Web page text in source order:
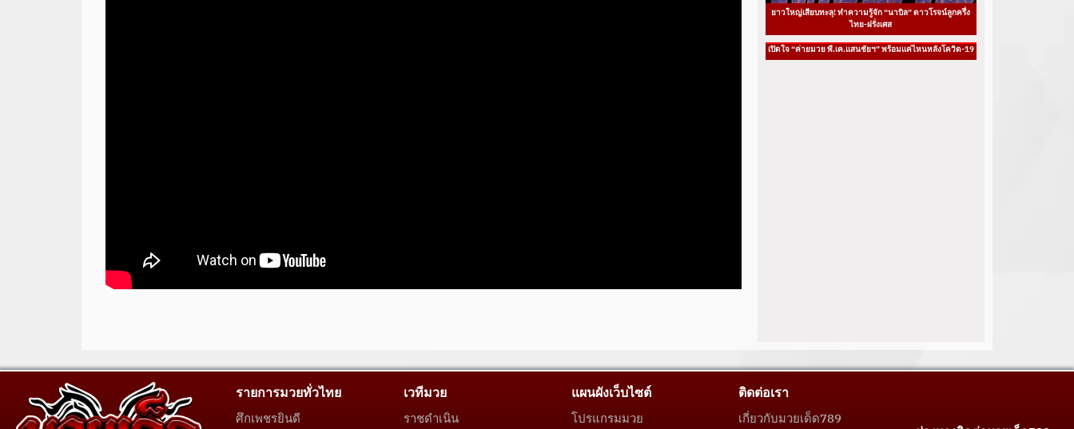
ยาวใหญ่เสียบทะลุ! ทำความรู้จัก “นาบิล” ดาวโรจน์ลูกครึ่ง
ไทย-ฝรั่งเศส
เปิดใจ “ค่ายมวย พี.เค.แสนชัยฯ” พร้อมแค่ไหนหลังโควิด-19
รายการมวยทั่วไทย
ศึกเพชรยินดี
เวทีมวย
ราชดำเนิน
แผนผังเว็บไซต์
โปรแกรมมวย
ติดต่อเรา
เกี่ยวกับมวยเด็ด789